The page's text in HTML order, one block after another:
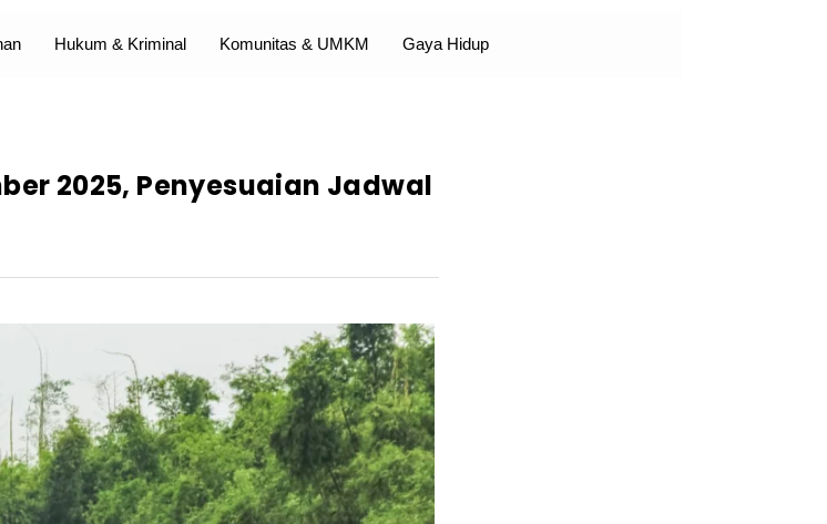
Hukum & Kriminal Komunitas & UMKM Gaya Hidup
2025, Penyesuaian Jadwal